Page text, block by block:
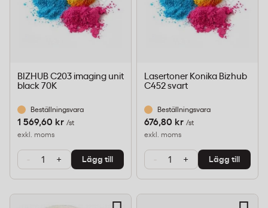
BIZHUB C203 imaging unit
black 70K
Beställningsvara
1 569,60 kr /st
exkl. moms
- + Lägg till
Lasertoner Konika Bizhub
C452 svart
Beställningsvara
676,80 kr /st
exkl. moms
- + Lägg till